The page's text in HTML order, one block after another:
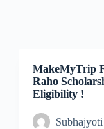
MakeMyTrip
Raho
Eligibility !